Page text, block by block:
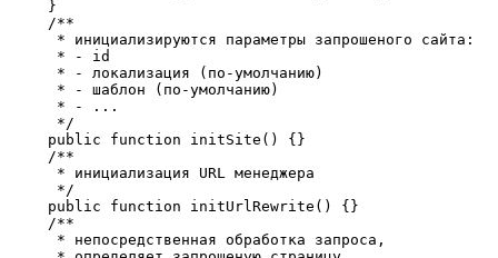
}
/**
* инициализируются параметры запрошеного сайта:
* - id
* - локализация (по-умолчанию)
* - шаблон (по-умолчанию)
* - ...
*/
public function initSite() {}
/**
* инициализация URL менеджера
*/
public function initUrlRewrite() {}
/**
* непосредственная обработка запроса,